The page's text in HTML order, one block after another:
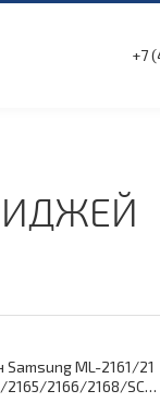
+7
Samsung ML-2161/21
2165/2166/2168/SCX